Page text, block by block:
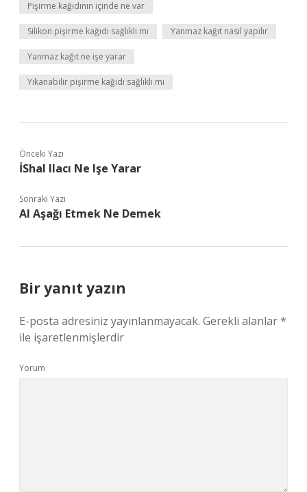
Pişirme kağıdının içinde ne var
Silikon pişirme kağıdı sağlıklı mı Yanmaz kağıt nasıl yapılır
Yanmaz kağıt ne işe yarar
Yıkanabilir pişirme kağıdı sağlıklı mı
Önceki Yazı
İShal Ilacı Ne Işe Yarar
Sonraki Yazı
Al Aşağı Etmek Ne Demek
Bir yanıt yazın
E-posta adresiniz yayınlanmayacak. Gerekli alanlar*
ile işaretlenmişlerdir
Yorum